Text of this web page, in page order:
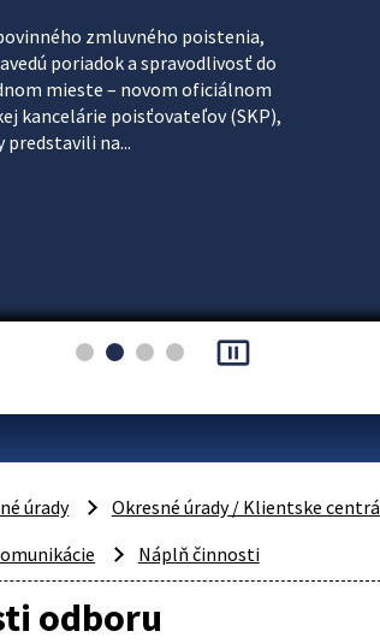
zmluvného poistenia,
poriadok a spravodlivosť do
mieste – novom oficiálnom
kancelárie poisťovateľov (SKP),
predstavili na...
pause_presentation
úrady Okresné úrady / Klientske centrá
Náplň činnosti
odboru